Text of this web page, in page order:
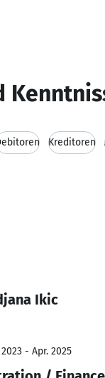
Kreditoren
Ikic
- Apr. 2025